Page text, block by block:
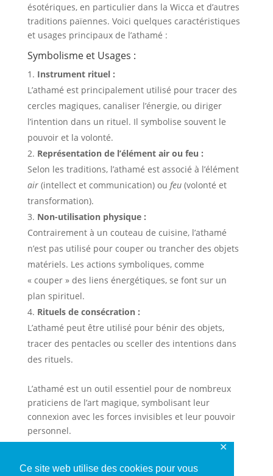
Ce site web utilise des cookies pour vous
✕
ésotériques, en particulier dans la Wicca et d’autres
traditions païennes. Voici quelques caractéristiques
et usages principaux de l’athamé :
Symbolisme et Usages :
Instrument rituel :
L’athamé est principalement utilisé pour tracer des
cercles magiques, canaliser l’énergie, ou diriger
l’intention dans un rituel. Il symbolise souvent le
pouvoir et la volonté.
Représentation de l’élément air ou feu :
Selon les traditions, l’athamé est associé à l’élément
air(intellect et communication) ou feu(volonté et
transformation).
Non-utilisation physique :
Contrairement à un couteau de cuisine, l’athamé
n’est pas utilisé pour couper ou trancher des objets
matériels. Les actions symboliques, comme
« couper » des liens énergétiques, se font sur un
plan spirituel.
Rituels de consécration :
L’athamé peut être utilisé pour bénir des objets,
tracer des pentacles ou sceller des intentions dans
des rituels.
L’athamé est un outil essentiel pour de nombreux
praticiens de l’art magique, symbolisant leur
connexion avec les forces invisibles et leur pouvoir
personnel.